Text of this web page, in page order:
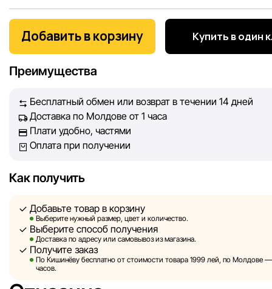
Мы, команда сети магазинов Sportlandia, ценим доверие
покупателей. Каждый день мы работаем над тем, чтобы
информация о товарах и услугах, представленная на
обеспечить вас достоверной информацией, чтобы вы
Однако, несмотря на постоянный контроль, Sportlandia
гарантировать абсолютную точность всех данных,
сайте, ввиду возможных технических ошибок или сбоев.
сторонних ресурсах, ссылки на которые могут быть
Sportlandia оставляет за собой право в одностороннем
без предварительного уведомления вносить изменения в
характеристики и потребительские свойства товаров.
Изображения, представленные на сайте, являются
Добавить в корзину Купить в один
Преимущества
Бесплатный обмен или возврат в течении 14 дней
Доставка по Молдове от 1 часа
Плати удобно, частями
Оплата при получении
Как получить
Добавьте товар в корзину
Выберите нужный размер, цвет и количество.
Выберите способ получения
Доставка по адресу или самовывоз из магазина.
Получите заказ
По Кишинёву бесплатно от стоимости товара 1999 лей, по Молдове —
часов.